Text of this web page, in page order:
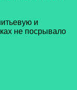
и
не посрывало